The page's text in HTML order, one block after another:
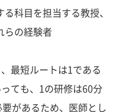
科目を担当する教授、
らの経験者
最短ルートは1である
ても、1の研修は60分
があるため、医師とし